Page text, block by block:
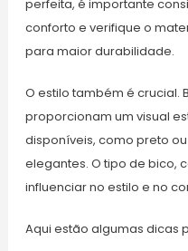
perfeita, é importante
conforto e verifique o
para maior durabilidade.
O estilo também é crucial.
proporcionam um visual
disponíveis, como preto
elegantes. O tipo de bico,
influenciar no estilo e no
Aqui estão algumas dicas